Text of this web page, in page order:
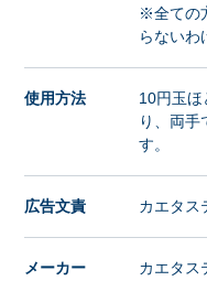
※全ての
らないわ
使用方法
10円玉ほ
り、両手
す。
広告文責 カエタス
メーカー カエタス